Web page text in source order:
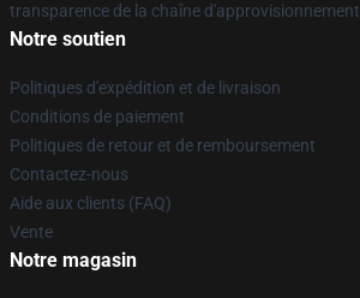
transparence de la chaîne d'approvisionnement
Notre soutien
Politiques d'expédition et de livraison
Conditions de paiement
Politiques de retour et de remboursement
Contactez-nous
Aide aux clients (FAQ)
Vente
Notre magasin